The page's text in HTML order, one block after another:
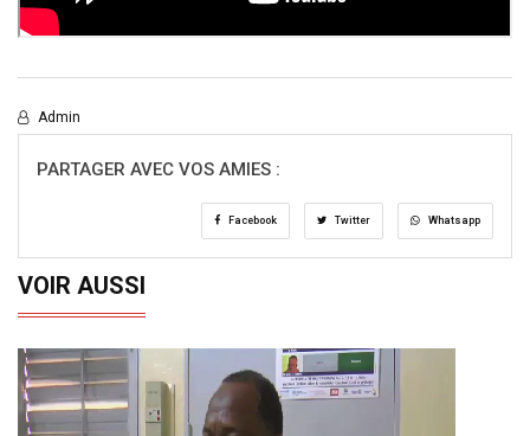
Admin
PARTAGER AVEC VOS AMIES :
Facebook Twitter Whatsapp
VOIR AUSSI